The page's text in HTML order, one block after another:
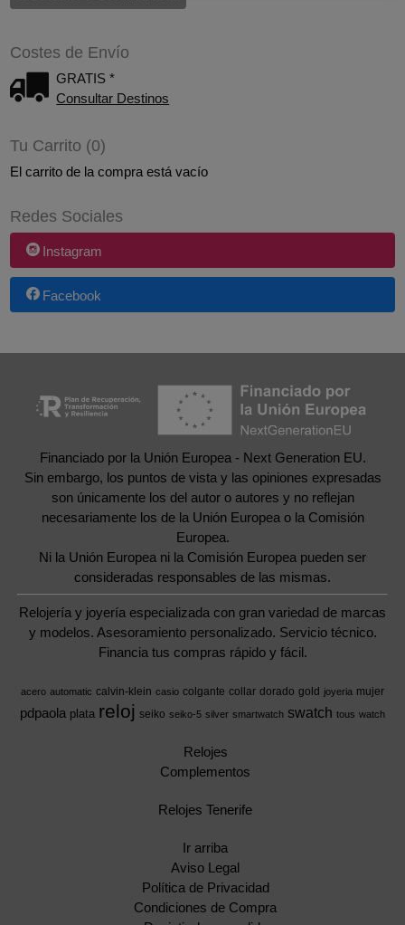
Costes de Envío
GRATIS *
Consultar Destinos
Tu Carrito (0)
El carrito de la compra está vacío
Redes Sociales
Instagram
Facebook
Financiado por la Unión Europea - Next Generation EU.
Sin embargo, los puntos de vista y las opiniones expresadas
son únicamente los del autor o autores y no reflejan
necesariamente los de la Unión Europea o la Comisión
Europea.
Ni la Unión Europea ni la Comisión Europea pueden ser
consideradas responsables de las mismas.
Relojería y joyería especializada con gran variedad de marcas
y modelos. Asesoramiento personalizado. Servicio técnico.
Financia tus compras rápido y fácil.
acero automatic calvin-klein casio colgante collar dorado gold joyeria mujer
pdpaola plata reloj seiko seiko-5 silver smartwatch swatch tous watch
Relojes
Complementos
Relojes Tenerife
Ir arriba
Aviso Legal
Política de Privacidad
Condiciones de Compra